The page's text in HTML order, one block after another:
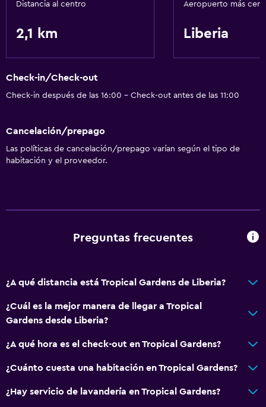
Cafetera
TV de pantalla plana
Distancia al centro
2,1 km
Aeropuerto más
Liberia
Check-in/Check-out
Check-in después de las 16:00 - Check-out antes de las 11:00
Cancelación/prepago
Las políticas de cancelación/prepago varían según el tipo de
habitación y el proveedor.
Preguntas frecuentes
¿A qué distancia está Tropical Gardens de Liberia?
¿Cuál es la mejor manera de llegar a Tropical
Gardens desde Liberia?
¿A qué hora es el check-out en Tropical Gardens?
¿Cuánto cuesta una habitación en Tropical Gardens?
¿Hay servicio de lavandería en Tropical Gardens?